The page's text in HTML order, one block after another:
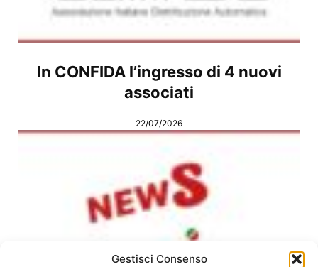
Gestisci Consenso
In CONFIDA l’ingresso di 4 nuovi
associati
22/07/2026